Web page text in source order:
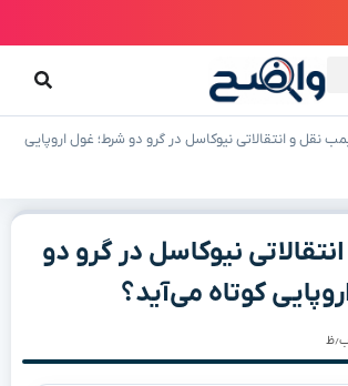
نقل و انتقالاتی نیوکاسل در گرو دو شرط؛ غول اروپایی
نیوکاسل در گرو دو
کوتاه می‌آید؟